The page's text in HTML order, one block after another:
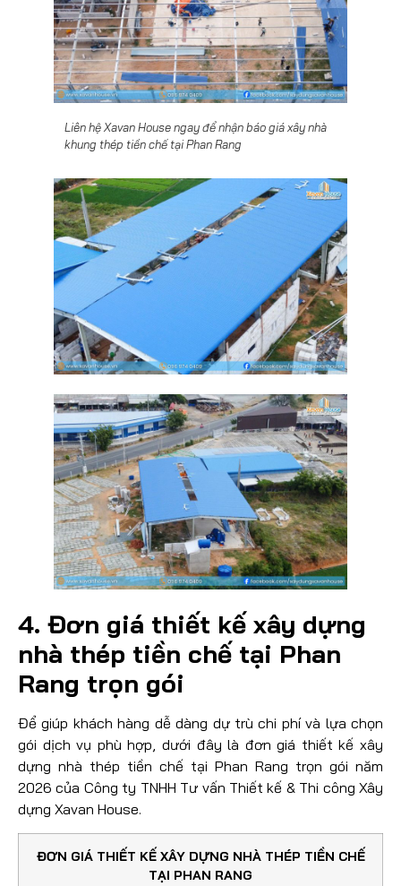
Liên hệ Xavan House ngay để nhận báo giá xây nhà
khung thép tiền chế tại Phan Rang
4. Đơn giá thiết kế xây dựng
nhà thép tiền chế tại Phan
Rang trọn gói
Để giúp khách hàng dễ dàng dự trù chi phí và lựa chọn
gói dịch vụ phù hợp, dưới đây là đơn giá thiết kế xây
dựng nhà thép tiền chế tại Phan Rang trọn gói năm
2026 của Công ty TNHH Tư vấn Thiết kế & Thi công Xây
dựng Xavan House.
ĐƠN GIÁ THIẾT KẾ XÂY DỰNG NHÀ THÉP TIỀN CHẾ
TẠI PHAN RANG